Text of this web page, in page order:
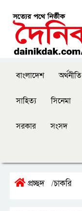
বাংলাদেশ অর্থনীতি
সাহিত্য সিনেমা
সরকার সংসদ
প্রচ্ছদ /চাকরি